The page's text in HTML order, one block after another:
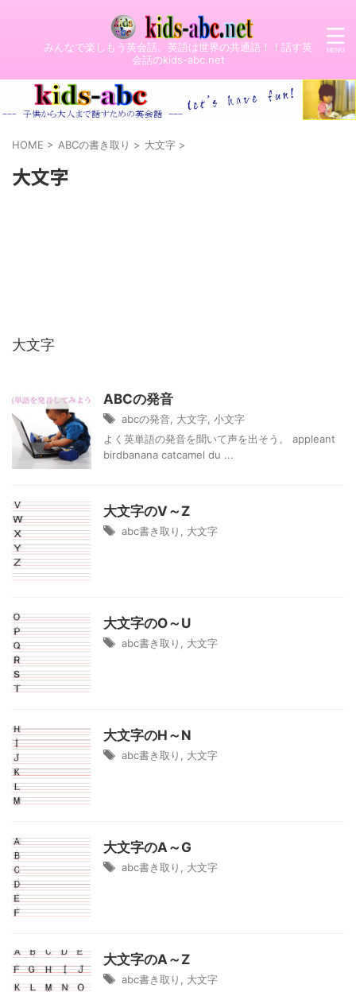
みんなで楽しもう英会話。英語は世界の共通語！！話す英
会話のkids-abc.net
HOME > ABCの書き取り > 大文字 >
大文字
大文字
ABCの発音
abcの発音 大文字 小文字
よく英単語の発音を聞いて声を出そう。 appleant
birdbanana catcamel du ...
大文字のV～Z
abc書き取り 大文字
大文字のO～U
abc書き取り 大文字
大文字のH～N
abc書き取り 大文字
大文字のA～G
abc書き取り 大文字
大文字のA～Z
abc書き取り 大文字